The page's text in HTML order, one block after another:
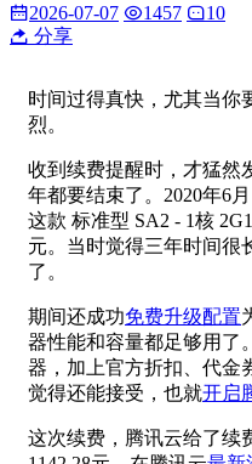
2026-07-07 1457
10
分享
时间过得真快，尤其当你
烈。
收到续费提醒时，才猛然
年都要结束了。2020年6
这款 标准型 SA2 - 1核
元。当时觉得三年时间很
了。
期间还成功免费升级配置
器性能和容量都足够用了
器，加上官方折扣、代金
觉得还能接受，也就开启
这次续费，腾讯云给了续